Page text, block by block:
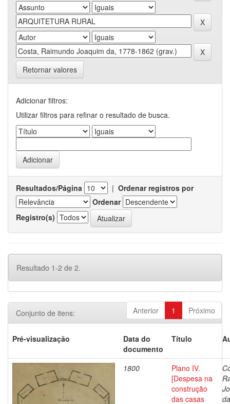
Retornar valores
Adicionar filtros:
Utilizar filtros para refinar o resultado de busca.
Resultados/Página | Ordenar registros por
Ordenar
Registro(s)
Resultado 1-2 de 2.
Anterior 1 Próximo
Conjunto de itens:
Pré-visualização
Data do
documento
Título
1800
Plano IV.
[Despesa na
construção
das casas